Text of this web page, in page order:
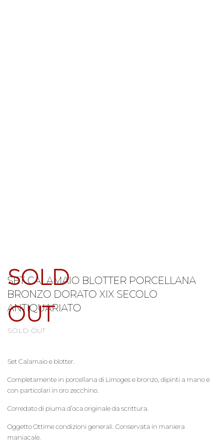
SOLD
OUT
SET CALAMAIO BLOTTER PORCELLANA
BRONZO DORATO XIX SECOLO
ANTIQUARIATO
SOLD OUT
Set Calamaio e blotter.
Completamente in porcellana di Limoges e bronzo, dipinti a mano e
con particolari in oro zecchino.
Corredato di piuma d’oca originale da scrittura.
Oggetto Ottime condizioni generali. Conservata in maniera
maniacale.